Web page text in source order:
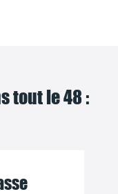
tout le 48 :